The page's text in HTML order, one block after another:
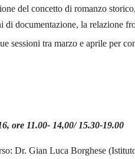
del concetto di romanzo
di documentazione, la relazione
sessioni tra marzo e aprile per
ore 11.00- 14,00/ 15.30-19.00
Dr. Gian Luca Borghese